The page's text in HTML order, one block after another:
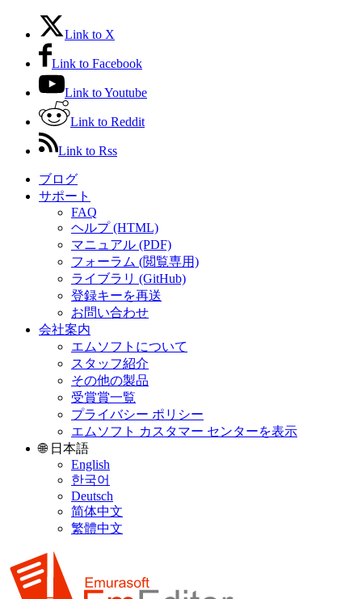
Link to X
Link to Facebook
Link to Youtube
Link to Reddit
Link to Rss
ブログ
サポート
FAQ
ヘルプ (HTML)
マニュアル (PDF)
フォーラム (閲覧専用)
ライブラリ (GitHub)
登録キーを再送
お問い合わせ
会社案内
エムソフトについて
スタッフ紹介
その他の製品
受賞賞一覧
プライバシー ポリシー
エムソフト カスタマー センターを表示
🌐 日本語
English
한국어
Deutsch
简体中文
繁體中文